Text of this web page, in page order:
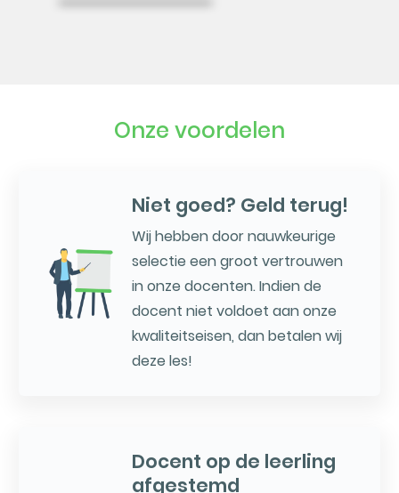
Onze voordelen
Niet goed? Geld terug!
Wij hebben door nauwkeurige
selectie een groot vertrouwen
in onze docenten. Indien de
docent niet voldoet aan onze
kwaliteitseisen, dan betalen wij
deze les!
Docent op de leerling
afgestemd